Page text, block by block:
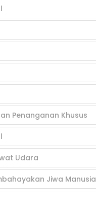
Penanganan Khusus
Udara
Jiwa Manusia